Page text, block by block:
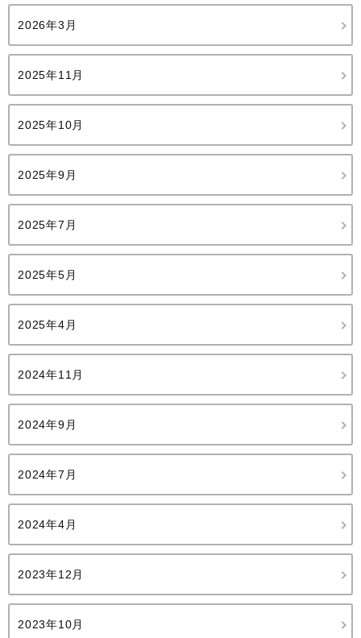
2026年3月
2025年11月
2025年10月
2025年9月
2025年7月
2025年5月
2025年4月
2024年11月
2024年9月
2024年7月
2024年4月
2023年12月
2023年10月